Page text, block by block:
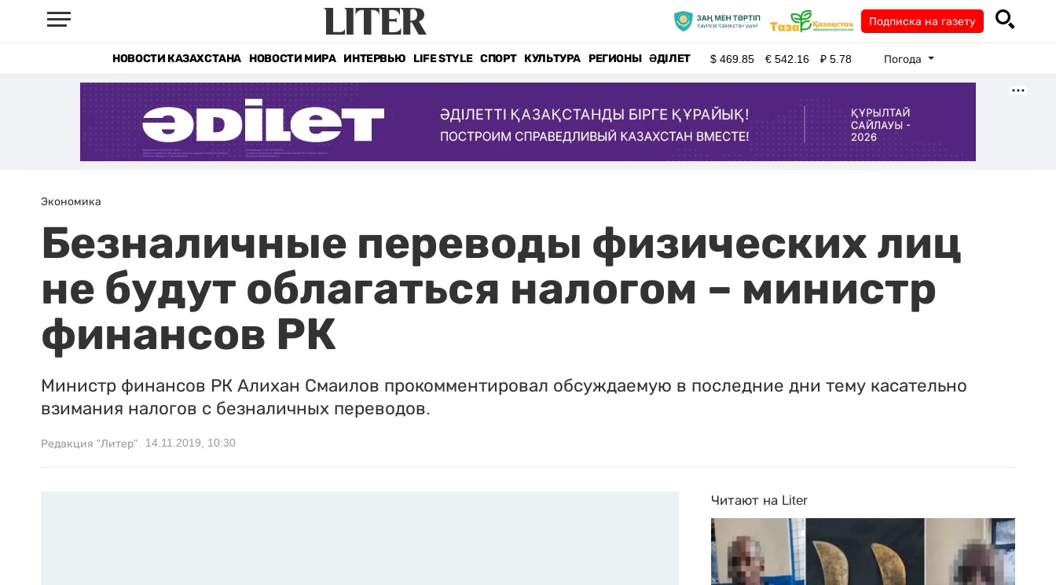
Подписка на газету
НОВОСТИ КАЗАХСТАНА НОВОСТИ МИРА ИНТЕРВЬЮ LIFE STYLE СПОРТ КУЛЬТУРА РЕГИОНЫ ӘДІЛЕТ $469.85 €542.16 ₽5.78 Погода
Экономика
Безналичные переводы физических лиц
не будут облагаться налогом – министр
финансов РК
Министр финансов РК Алихан Смаилов прокомментировал обсуждаемую в последние дни тему касательно
взимания налогов с безналичных переводов.
Редакция "Литер" 14.11.2019, 10:30
Читают на Liter